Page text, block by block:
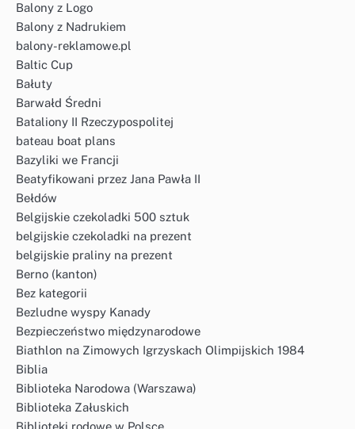
Balony z Logo
Balony z Nadrukiem
balony-reklamowe.pl
Baltic Cup
Bałuty
Barwałd Średni
Bataliony II Rzeczypospolitej
bateau boat plans
Bazyliki we Francji
Beatyfikowani przez Jana Pawła II
Bełdów
Belgijskie czekoladki 500 sztuk
belgijskie czekoladki na prezent
belgijskie praliny na prezent
Berno (kanton)
Bez kategorii
Bezludne wyspy Kanady
Bezpieczeństwo międzynarodowe
Biathlon na Zimowych Igrzyskach Olimpijskich 1984
Biblia
Biblioteka Narodowa (Warszawa)
Biblioteka Załuskich
Biblioteki rodowe w Polsce